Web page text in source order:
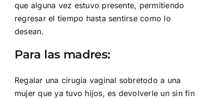
que alguna vez estuvo presente, permitiendo
regresar el tiempo hasta sentirse como lo
desean.
Para las madres:
Regalar una cirugía vaginal sobretodo a una
mujer que ya tuvo hijos, es devolverle un sin fin